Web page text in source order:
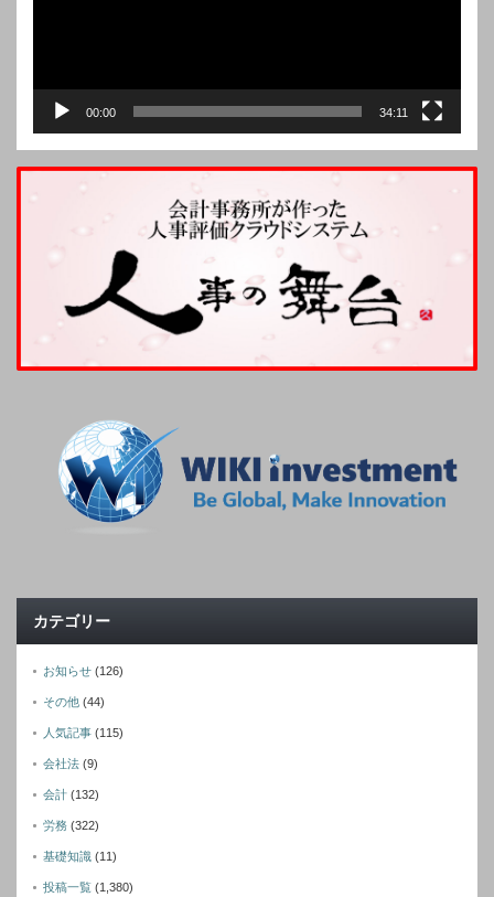
00:00 34:11
カテゴリー
お知らせ (126)
その他 (44)
人気記事 (115)
会社法 (9)
会計 (132)
労務 (322)
基礎知識 (11)
投稿一覧 (1,380)